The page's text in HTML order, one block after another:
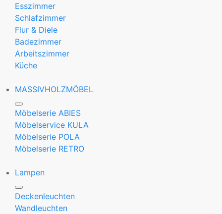
Esszimmer
Schlafzimmer
Flur & Diele
Badezimmer
Arbeitszimmer
Küche
MASSIVHOLZMÖBEL
Möbelserie ABIES
Möbelservice KULA
Möbelserie POLA
Möbelserie RETRO
Lampen
Deckenleuchten
Wandleuchten